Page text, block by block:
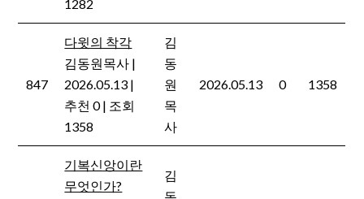
1282
847
다윗의 착각
김동원목사 |
2026.05.13 |
추천 0| 조회
1358
김
동
원
목
사
2026.05.13 0 1358
기복신앙이란
무엇인가?
김